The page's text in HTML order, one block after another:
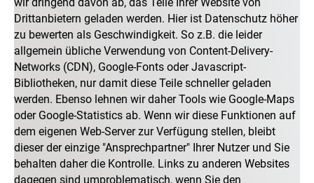
Drittanbietern geladen werden. Hier ist Datenschutz höher
zu bewerten als Geschwindigkeit. So z.B. die leider
allgemein übliche Verwendung von Content-Delivery-
Networks (CDN), Google-Fonts oder Javascript-
Bibliotheken, nur damit diese Teile schneller geladen
werden. Ebenso lehnen wir daher Tools wie Google-Maps
oder Google-Statistics ab. Wenn wir diese Funktionen auf
dem eigenen Web-Server zur Verfügung stellen, bleibt
dieser der einzige "Ansprechpartner" Ihrer Nutzer und Sie
behalten daher die Kontrolle. Links zu anderen Websites
dagegen sind umproblematisch, wenn Sie den